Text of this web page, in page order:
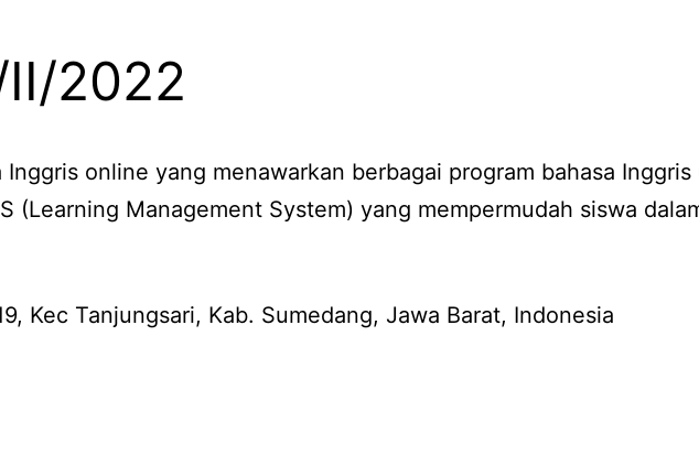
2022
Inggris online yang menawarkan berbagai program bahasa
(Learning Management System) yang mempermudah siswa
Kec Tanjungsari, Kab. Sumedang, Jawa Barat, Indonesia